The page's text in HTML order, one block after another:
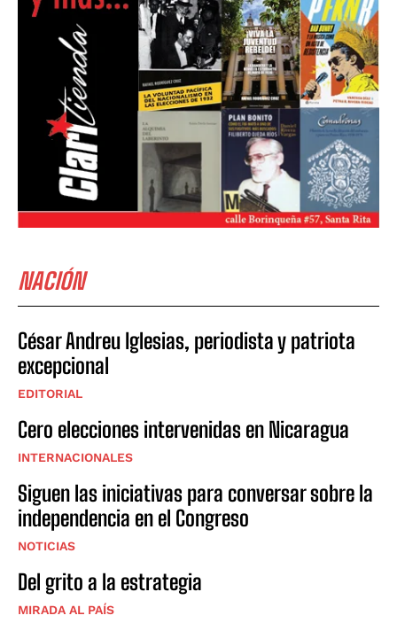
NACIÓN
César Andreu Iglesias, periodista y patriota
excepcional
EDITORIAL
Cero elecciones intervenidas en Nicaragua
INTERNACIONALES
Siguen las iniciativas para conversar sobre la
independencia en el Congreso
NOTICIAS
Del grito a la estrategia
MIRADA AL PAÍS